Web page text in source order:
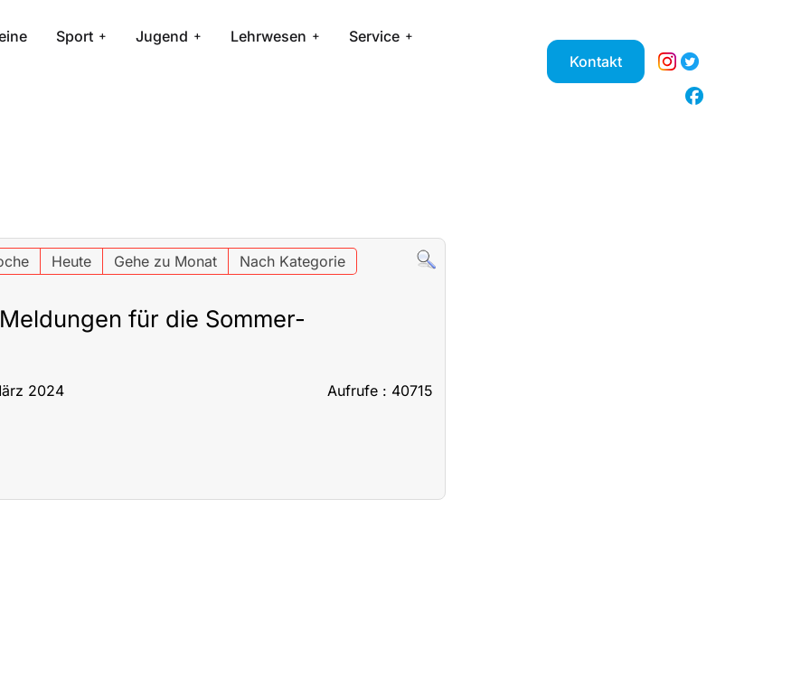
Sport Jugend Lehrwesen Service
Kontakt
Heute Gehe zu Monat Nach Kategorie
für die Sommer-
2024 Aufrufe: 40715